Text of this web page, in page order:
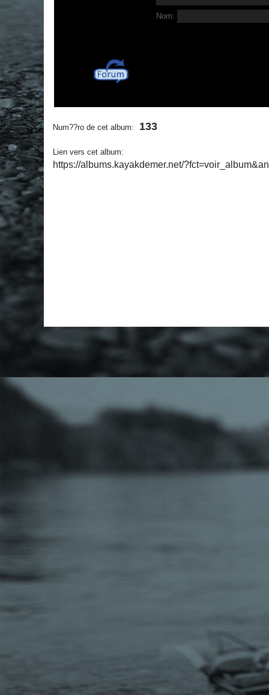
Nom:
Num??ro de cet album: 133
Lien vers cet album:
https://albums.kayakdemer.net/